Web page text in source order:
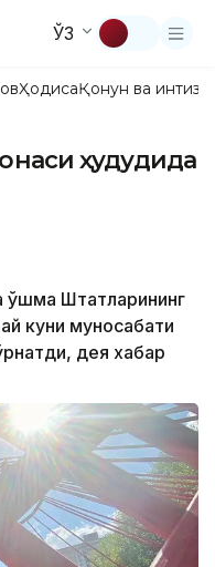
ЎЗ
ҲодисаҚонун ва
ҳудудида
Штатларининг
куни муносабати
дея хабар